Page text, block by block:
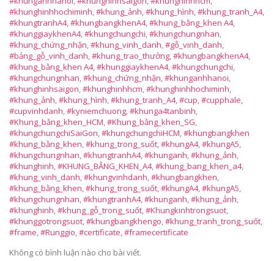
#khunghinhhochiminh,#khung_ảnh,#khung_hình,#khung_tranh_A4,
#khungtranhA4,#khungbangkhenA4,#khung_bằng_khen A4,
#khunggiaykhenA4,#khungchungchi,#khungchungnhan,
#khung_chứng_nhận,#khung_vinh_danh,#gỗ_vinh_danh,
#bảng_gỗ_vinh_danh,#khung_trao_thưởng,#khungbangkhenA4,
#khung_bằng_khen A4,#khunggiaykhenA4,#khungchungchi,
#khungchungnhan,#khung_chứng_nhận,#khunganhhanoi,
#khunghinhsaigon,#khunghinhhcm,#khunghinhhochiminh,
#khung_ảnh,#khung_hình,#khung_tranh_A4,#cup,#cupphale,
#cupvinhdanh,#kyniemchuong,#khunga4tanbinh,
#Khung_bằng_khen_HCM,#Khung_bằng_khen_SG,
#khungchungchiSaiGon,#khungchungchiHCM,#khungbangkhen
#khung_bằng_khen,#khung_trong_suốt,#khungA4,#khungA5,
#khungchungnhan,#khungtranhA4,#khunganh,#khung_ảnh,
#khunghinh,#KHUNG_BẰNG_KHEN_A4,#khung_bang_khen_a4,
#khung_vinh_danh,#khungvinhdanh,#khungbangkhen,
#khung_bằng_khen,#khung_trong_suốt,#khungA4,#khungA5,
#khungchungnhan,#khungtranhA4,#khunganh,#khung_ảnh,
#khunghinh,#khung_gỗ_trong_suốt,#Khungkinhtrongsuot,
#khunggotrongsuot,#khungbangkhengo,#khung_tranh_trong_suốt,
#frame,#Runggio,#certificate,#framecertificate
Không có bình luận nào cho bài viết.